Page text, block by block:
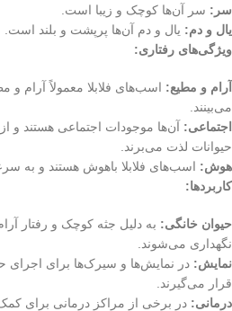
سر: سر آن‌ها کوچک و زیبا است.
یال و دم: یال و دم آن‌ها پرپشت و بلند است.
ویژگی‌های رفتاری:
آرام و مطیع: اسب‌های فلابلا معمولاً آرام
می‌بینند.
اجتماعی: آن‌ها موجودات اجتماعی هستند و از
حیوانات لذت می‌برند.
هوش: اسب‌های فلابلا باهوش هستند و به
کاربردها:
حیوان خانگی: به دلیل جثه کوچک و رفتار
نگهداری می‌شوند.
نمایش: در نمایش‌ها و سیرک‌ها برای اجرای
قرار می‌گیرند.
درمانی: در برخی از مراکز درمانی برای کمک